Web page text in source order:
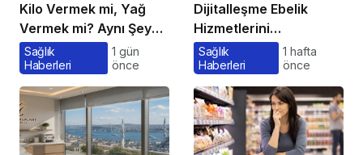
Kilo Vermek mi, Yağ
Vermek mi? Aynı Şey
Sanıyoruz Ama Değil!
Sağlık
Haberleri
1 gün
önce
Dijitalleşme Ebelik
Hizmetlerini
Dönüştürüyor
Sağlık
Haberleri
1 hafta
önce